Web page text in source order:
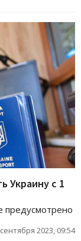
Украину с 1
предусмотрено
2023, 09:54